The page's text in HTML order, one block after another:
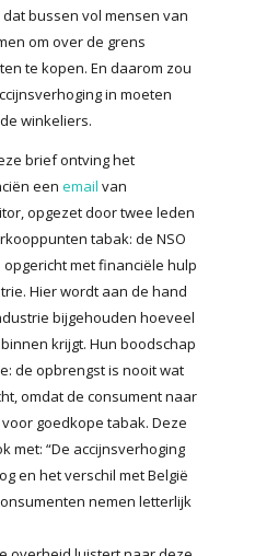
bussen vol mensen van
om over de grens
te kopen. En daarom zou
in moeten
winkeliers.
brief ontving het
een email van
opgezet door twee leden
tabak: de NSO
opgericht met financiële hulp
Hier wordt aan de hand
bijgehouden hoeveel
krijgt. Hun boodschap
de opbrengst is nooit wat
omdat de consument naar
goedkope tabak. Deze
met: “De accijnsverhoging
en het verschil met België
nemen letterlijk